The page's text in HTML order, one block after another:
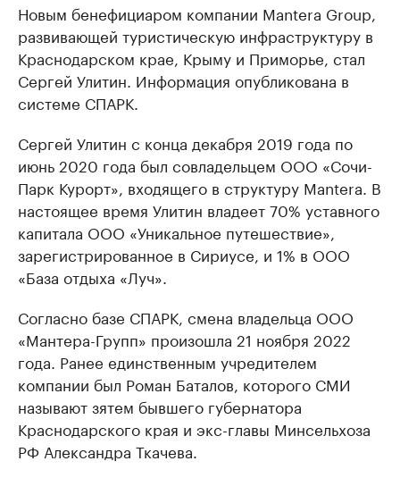
Новым бенефициаром компании Mantera Group,
развивающей туристическую инфраструктуру в
Краснодарском крае, Крыму и Приморье, стал
Сергей Улитин. Информация опубликована в
системе СПАРК.
Сергей Улитин с конца декабря 2019 года по
июнь 2020 года был совладельцем ООО «Сочи-
Парк Курорт», входящего в структуру Manterа. В
настоящее время Улитин владеет 70% уставного
капитала ООО «Уникальное путешествие»,
зарегистрированное в Сириусе, и 1% в ООО
«База отдыха «Луч».
Согласно базе СПАРК, смена владельца ООО
«Мантера-Групп» произошла 21 ноября 2022
года. Ранее единственным учредителем
компании был Роман Баталов, которого СМИ
называют зятем бывшего губернатора
Краснодарского края и экс-главы Минсельхоза
РФ Александра Ткачева.